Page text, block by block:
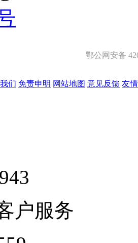
鄂公网安备
们 免责申明 网站地图 意见反馈 友
户服务